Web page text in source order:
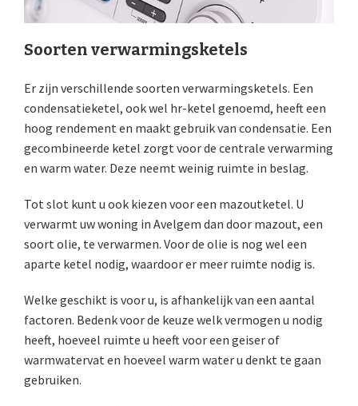
Soorten verwarmingsketels
Er zijn verschillende soorten verwarmingsketels. Een
condensatieketel, ook wel hr-ketel genoemd, heeft een
hoog rendement en maakt gebruik van condensatie. Een
gecombineerde ketel zorgt voor de centrale verwarming
en warm water. Deze neemt weinig ruimte in beslag.
Tot slot kunt u ook kiezen voor een mazoutketel. U
verwarmt uw woning in Avelgem dan door mazout, een
soort olie, te verwarmen. Voor de olie is nog wel een
aparte ketel nodig, waardoor er meer ruimte nodig is.
Welke geschikt is voor u, is afhankelijk van een aantal
factoren. Bedenk voor de keuze welk vermogen u nodig
heeft, hoeveel ruimte u heeft voor een geiser of
warmwatervat en hoeveel warm water u denkt te gaan
gebruiken.